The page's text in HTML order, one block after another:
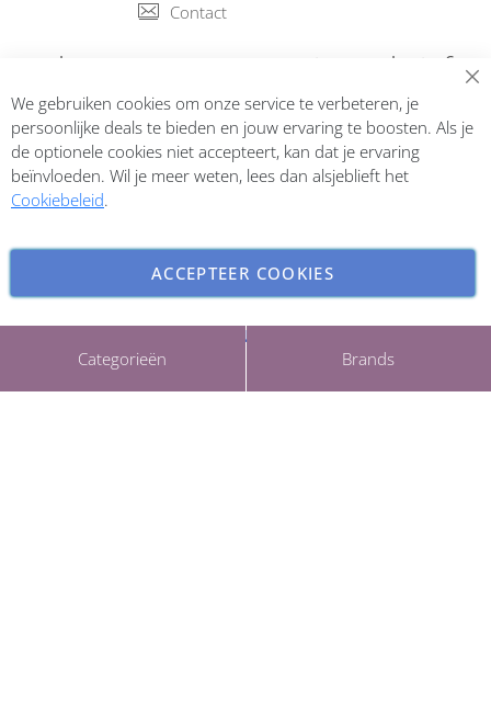
Categorieën Brands
Contact
Abonneer op onze nieuwsbrief
Inschrijven
Copyright © 2026 ParfumCenter.nl. All rights reserved.
We gebruiken cookies om onze service te verbeteren, je
persoonlijke deals te bieden en jouw ervaring te boosten. Als je
de optionele cookies niet accepteert, kan dat je ervaring
beïnvloeden. Wil je meer weten, lees dan alsjeblieft het
Cookiebeleid.
ACCEPTEER COOKIES
INSTELLINGEN AANPASSEN